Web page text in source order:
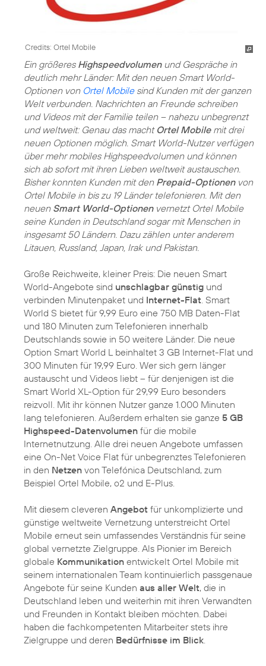
Credits: Ortel Mobile
Ein größeres Highspeedvolumenund Gespräche in
deutlich mehr Länder: Mit den neuen Smart World-
Optionen von Ortel Mobilesind Kunden mit der ganzen
Welt verbunden. Nachrichten an Freunde schreiben
und Videos mit der Familie teilen – nahezu unbegrenzt
und weltweit: Genau das macht Ortel Mobilemit drei
neuen Optionen möglich. Smart World-Nutzer verfügen
über mehr mobiles Highspeedvolumen und können
sich ab sofort mit ihren Lieben weltweit austauschen.
Bisher konnten Kunden mit den Prepaid-Optionenvon
Ortel Mobile in bis zu 19 Länder telefonieren. Mit den
neuen Smart World-Optionenvernetzt Ortel Mobile
seine Kunden in Deutschland sogar mit Menschen in
insgesamt 50 Ländern. Dazu zählen unter anderem
Litauen, Russland, Japan, Irak und Pakistan.
Große Reichweite, kleiner Preis: Die neuen Smart
World-Angebote sind unschlagbar günstig und
verbinden Minutenpaket und Internet-Flat . Smart
World S bietet für 9,99 Euro eine 750 MB Daten-Flat
und 180 Minuten zum Telefonieren innerhalb
Deutschlands sowie in 50 weitere Länder. Die neue
Option Smart World L beinhaltet 3 GB Internet-Flat und
300 Minuten für 19,99 Euro. Wer sich gern länger
austauscht und Videos liebt – für denjenigen ist die
Smart World XL-Option für 29,99 Euro besonders
reizvoll. Mit ihr können Nutzer ganze 1.000 Minuten
lang telefonieren. Außerdem erhalten sie ganze 5 GB
Highspeed-Datenvolumen für die mobile
Internetnutzung. Alle drei neuen Angebote umfassen
eine On-Net Voice Flat für unbegrenztes Telefonieren
in den Netzen von Telefónica Deutschland, zum
Beispiel Ortel Mobile, o2 und E-Plus.
Mit diesem cleveren Angebot für unkomplizierte und
günstige weltweite Vernetzung unterstreicht Ortel
Mobile erneut sein umfassendes Verständnis für seine
global vernetzte Zielgruppe. Als Pionier im Bereich
globale Kommunikation entwickelt Ortel Mobile mit
seinem internationalen Team kontinuierlich passgenaue
Angebote für seine Kunden aus aller Welt, die in
Deutschland leben und weiterhin mit ihren Verwandten
und Freunden in Kontakt bleiben möchten. Dabei
haben die fachkompetenten Mitarbeiter stets ihre
Zielgruppe und deren Bedürfnisse im Blick